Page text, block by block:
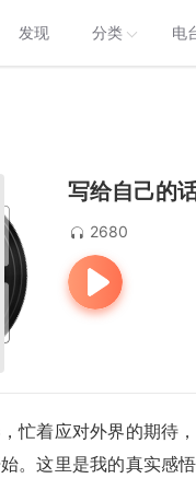
发现 分类 电
写给自己的
2680
忙着应对外界的期待
。这里是我的真实感